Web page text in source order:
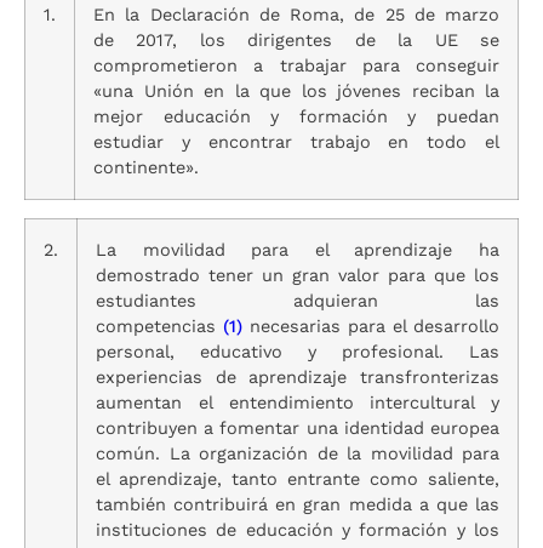
1.
En la Declaración de Roma, de 25 de marzo
de 2017, los dirigentes de la UE se
comprometieron a trabajar para conseguir
«una Unión en la que los jóvenes reciban la
mejor educación y formación y puedan
estudiar y encontrar trabajo en todo el
continente».
2.
La movilidad para el aprendizaje ha
demostrado tener un gran valor para que los
estudiantes adquieran las
competencias (1) necesarias para el desarrollo
personal, educativo y profesional. Las
experiencias de aprendizaje transfronterizas
aumentan el entendimiento intercultural y
contribuyen a fomentar una identidad europea
común. La organización de la movilidad para
el aprendizaje, tanto entrante como saliente,
también contribuirá en gran medida a que las
instituciones de educación y formación y los